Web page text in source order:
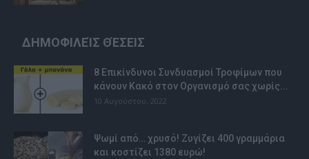
ΔΗΜΟΦΙΛΕΊΣ ΘΈΣΕΙΣ
8 Επικίνδυνοι Συνδυασμοί Τροφίμων που
κάνουν Κακό στον Οργανισμό σας χωρίς...
10 Αυγούστου, 2022
Ψωμί από… χρυσό! Ζυγίζει 400 γραμμάρια
και κοστίζει 1380 ευρώ!